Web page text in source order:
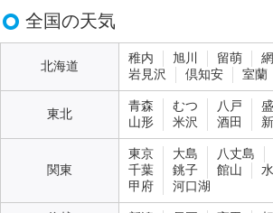
全国の天気
北海道
稚内 旭川 留萌
岩見沢
倶知安 室蘭
東北
青森 むつ 八戸
山形
米沢 酒田
関東
東京 大島 八丈島
千葉
銚子 館山
甲府
河口湖